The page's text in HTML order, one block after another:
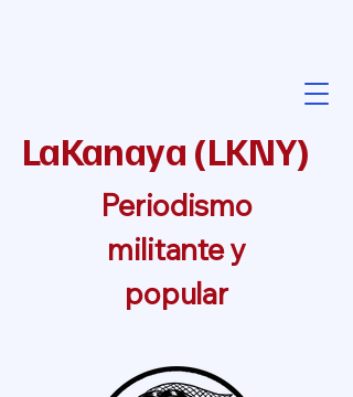
LaKanaya (LKNY)
Periodismo
militante y
popular